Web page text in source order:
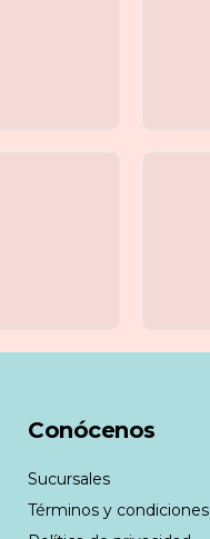
Conócenos
Sucursales
Términos y condiciones